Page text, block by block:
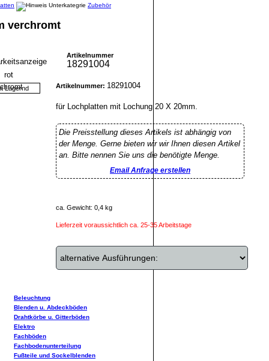
Zubehör
verchromt
Lagernd
Artikelnummer
18291004
Artikelnummer: 18291004
für Lochplatten mit Lochung 20 X 20mm.
Die Preisstellung dieses Artikels ist abhängig von
der Menge. Gerne bieten wir wir Ihnen diesen Artikel
an. Bitte nennen Sie uns die benötigte Menge.
Email Anfrage erstellen
ca. Gewicht: 0,4 kg
Lieferzeit voraussichtlich ca. 25-35 Arbeitstage
Beleuchtung
Blenden u. Abdeckböden
Drahtkörbe u. Gitterböden
Elektro
Fachböden
Fachbodenunterteilung
Fußteile und Sockelblenden